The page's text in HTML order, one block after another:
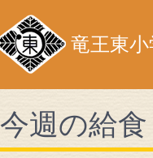
竜王東
今週の給食